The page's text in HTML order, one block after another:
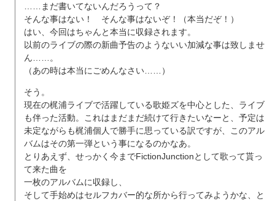
……まだ書いてないんだろうって？
そんな事はない！ そんな事はないぞ！（本当だぞ！）
はい、今回はちゃんと本当に収録されます。
以前のライブの際の新曲予告のようないい加減な事は致しませ
ん……。
（あの時は本当にごめんなさい……）
そう。
現在の梶浦ライブで活躍している歌姫ズを中心とした、ライブ
も伴った活動。これはまだまだ続けて行きたいなーと、予定は
未定ながらも梶浦個人で勝手に思っている訳ですが、このアル
バムはその第一弾という事になるのかなあ。
とりあえず、せっかく今までFictionJunctionとして歌って貰っ
て来た曲を
一枚のアルバムに収録し、
そして手始めはセルフカバー的な所から行ってみようかな、と